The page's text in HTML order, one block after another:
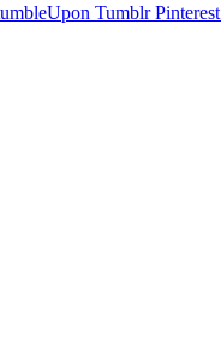
Tumblr Pinterest